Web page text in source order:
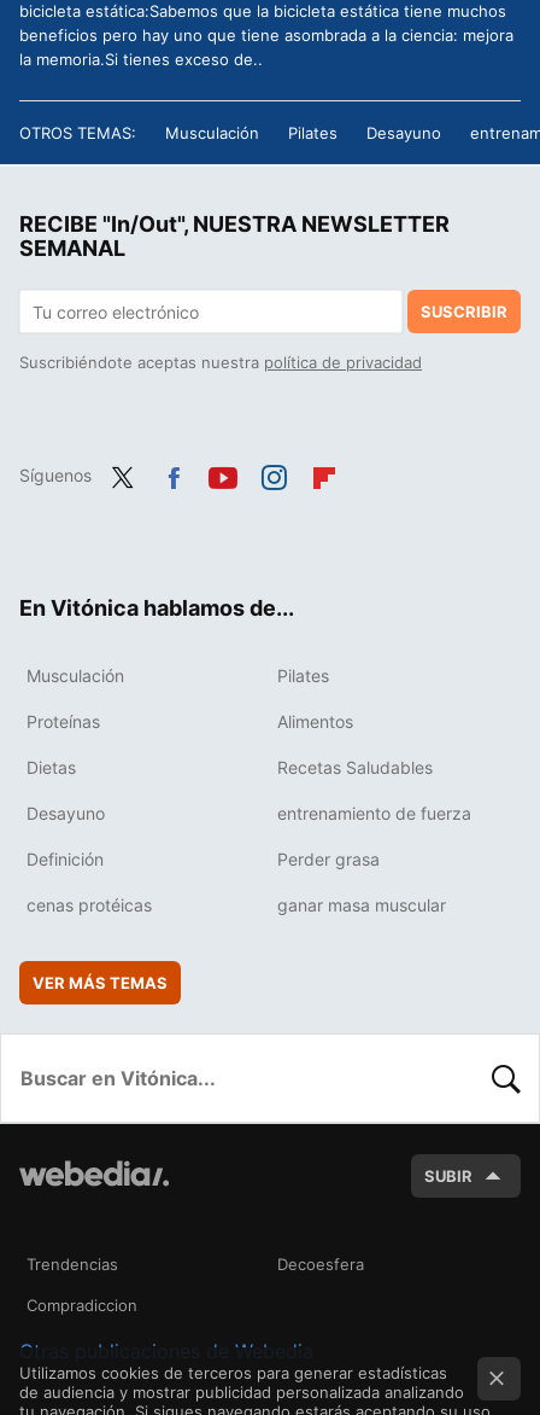
bicicleta estática:Sabemos que la bicicleta estática tiene muchos
beneficios pero hay uno que tiene asombrada a la ciencia: mejora
la memoria.Si tienes exceso de..
OTROS TEMAS: Musculación Pilates Desayuno
RECIBE "In/Out", NUESTRA NEWSLETTER
SEMANAL
SUSCRIBIR
Suscribiéndote aceptas nuestra política de privacidad
Síguenos
En Vitónica hablamos de...
Musculación Pilates
Proteínas Alimentos
Dietas Recetas Saludables
Desayuno entrenamiento de fuerza
Definición Perder grasa
cenas protéicas ganar masa muscular
VER MÁS TEMAS
SUBIR
Trendencias Decoesfera
Compradiccion
Otras publicaciones de Webedia
Utilizamos cookies de terceros para generar estadísticas
de audiencia y mostrar publicidad personalizada analizando